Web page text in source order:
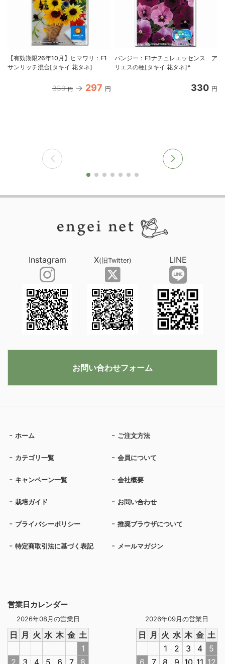
【有効期限26年10月】ヒマワリ：F1
サンリッチ混合[タキイ 花タネ]
330 円 297 円
パンジー：F1ナチュレエッセンス ア
リエスの種[タキイ 花タネ]*
330 円
営業日カレンダー
2026年08月の営業日
日 月 火 水 木 金 土
1
2026年09月の営業日
日 月 火 水 木 金 土
1
2 3 4
5
ホーム ご注文方法
カテゴリ一覧 会員について
キャンペーン一覧 会社概要
栽培ガイド お問い合わせ
プライバシーポリシー 推奨ブラウザについて
特定商取引法に基づく表記 メールマガジン
Instagram X(旧Twitter) LINE
お問い合わせフォーム